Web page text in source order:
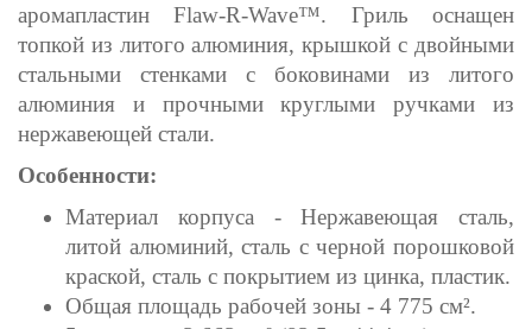
аромапластин Flaw-R-Wave™. Гриль оснащен
топкой из литого алюминия, крышкой с двойными
стальными стенками с боковинами из литого
алюминия и прочными круглыми ручками из
нержавеющей стали.
Особенности:
Материал корпуса - Нержавеющая сталь,
литой алюминий, сталь с черной порошковой
краской, сталь с покрытием из цинка, пластик.
Общая площадь рабочей зоны - 4 775 см².